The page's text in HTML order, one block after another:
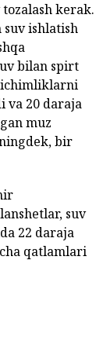
kerak.
ishlatish
bilan spirt
va 20 daraja
muz
bir
suv
22 daraja
qatlamlari